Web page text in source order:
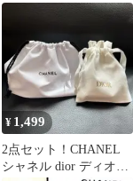
¥ 1,499
2点セット！CHANEL
シャネル dior ディオー